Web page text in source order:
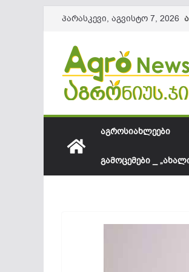
content
პარასკევი, აგვისტო 7, 2026
ᲐᲒᲠᲝᲡᲘᲐᲮᲚᲔᲔᲑᲘ
ᲒᲐᲛᲝᲪᲔᲛᲔᲑᲘ _